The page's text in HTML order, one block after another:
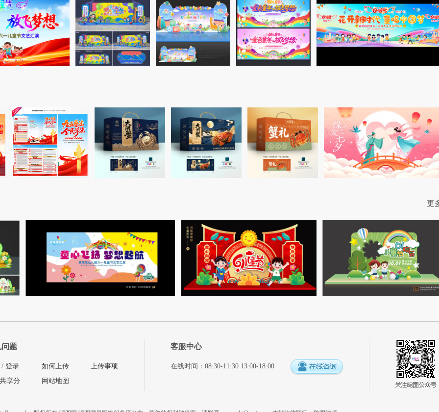
更
题
/ 登录
享分
如何上传
网站地图
上传事项
客服中心
在线时间：08:30-11:30 13:00-18:00